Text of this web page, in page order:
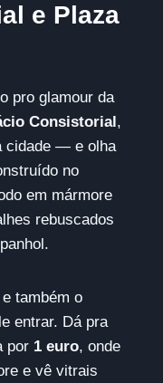
e Plaza
pro glamour da
Consistorial,
cidade — e olha
no
em mármore
rebuscados
também o
entrar. Dá pra
por 1 euro, onde
e vê vitrais